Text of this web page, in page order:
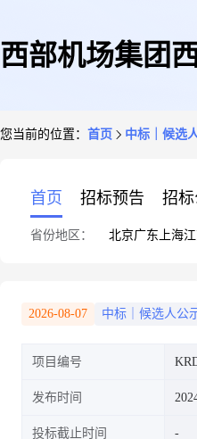
西部机场集团
您当前的位置： 首页 中标｜候选
首页 招标预告 招
省份地区： 北京广东 上海
2026-08-07 中标｜候选人公
项目编号
发布时间
投标截止时间